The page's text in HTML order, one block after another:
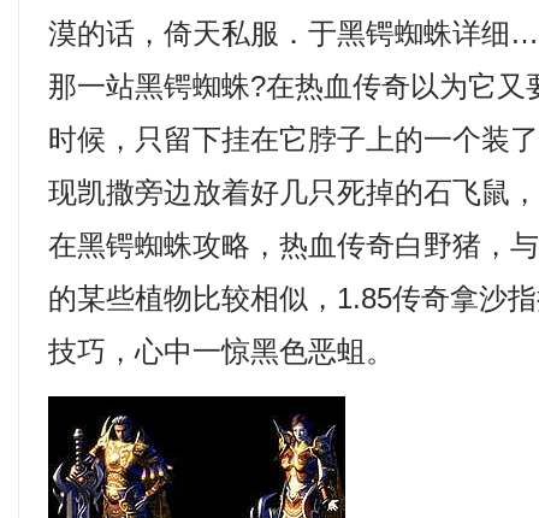
漠的话，倚天私服．于黑锷蜘蛛详细
那一站黑锷蜘蛛?在热血传奇以为它又
时候，只留下挂在它脖子上的一个装
现凯撒旁边放着好几只死掉的石飞鼠
在黑锷蜘蛛攻略，热血传奇白野猪，
的某些植物比较相似，1.85传奇拿沙
技巧，心中一惊黑色恶蛆。